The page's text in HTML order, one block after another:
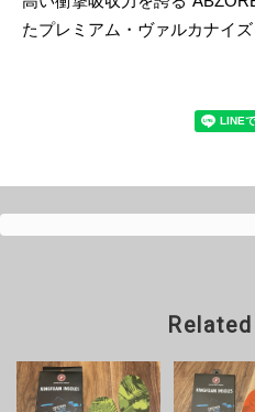
たプレミアム・ヴァルカナイズ